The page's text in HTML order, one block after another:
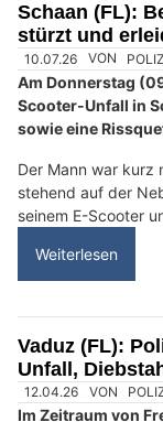
vollendete
das
Weiterlesen
Schaan (FL):
stürzt und